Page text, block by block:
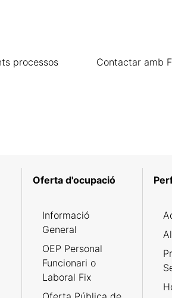
processos
Contactar amb
Oferta d'ocupació
Informació
General
OEP Personal
Funcionari o
Laboral Fix